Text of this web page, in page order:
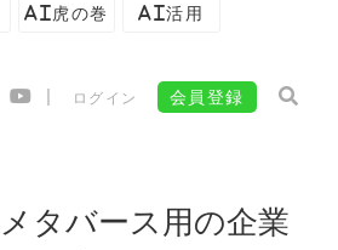
AI虎の巻 AI活用
ログイン 会員登録
タバース用の企業